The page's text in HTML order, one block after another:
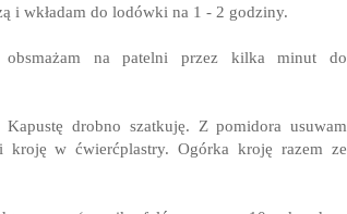
i wkładam do lodówki na 1 - 2 godziny.
obsmażam na patelni przez kilka minut do
drobno szatkuję. Z pomidora usuwam
kroję w ćwierćplastry. Ogórka kroję razem ze